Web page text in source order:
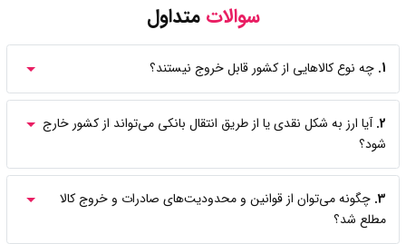
سوالاتمتداول
1. چه نوع کالاهایی از کشور قابل خروج نیستند؟
2. آیا ارز به شکل نقدی یا از طریق انتقال بانکی می‌تواند از کشور خارج
شود؟
3. چگونه می‌توان از قوانین و محدودیت‌های صادرات و خروج کالا
مطلع شد؟